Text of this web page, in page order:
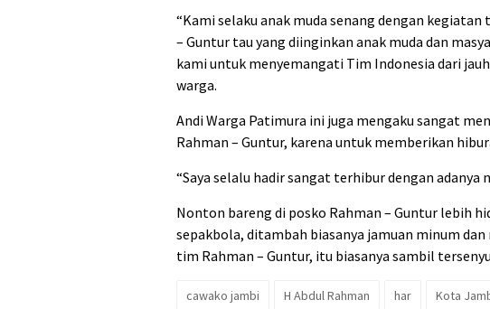
“Kami selaku anak muda senang dengan
– Guntur tau yang diinginkan anak muda dan
kami untuk menyemangati Tim Indonesia dari
warga.
Andi Warga Patimura ini juga mengaku sangat
Rahman – Guntur, karena untuk memberikan
“Saya selalu hadir sangat terhibur dengan adanya
Nonton bareng di posko Rahman – Guntur lebih
sepakbola, ditambah biasanya jamuan minum
tim Rahman – Guntur, itu biasanya sambil
cawako jambi H Abdul Rahman har Kota